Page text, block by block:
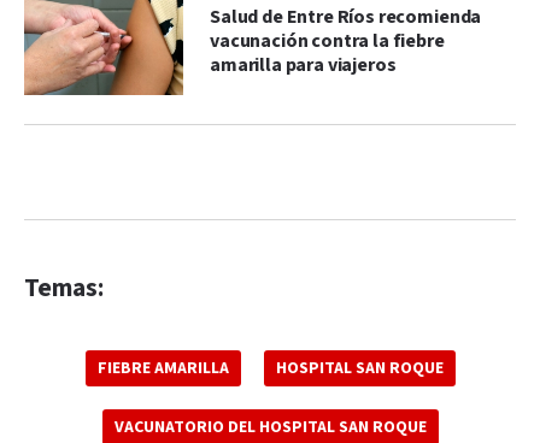
Salud de Entre Ríos recomienda
vacunación contra la fiebre
amarilla para viajeros
Temas:
FIEBRE AMARILLA HOSPITAL SAN ROQUE
VACUNATORIO DEL HOSPITAL SAN ROQUE